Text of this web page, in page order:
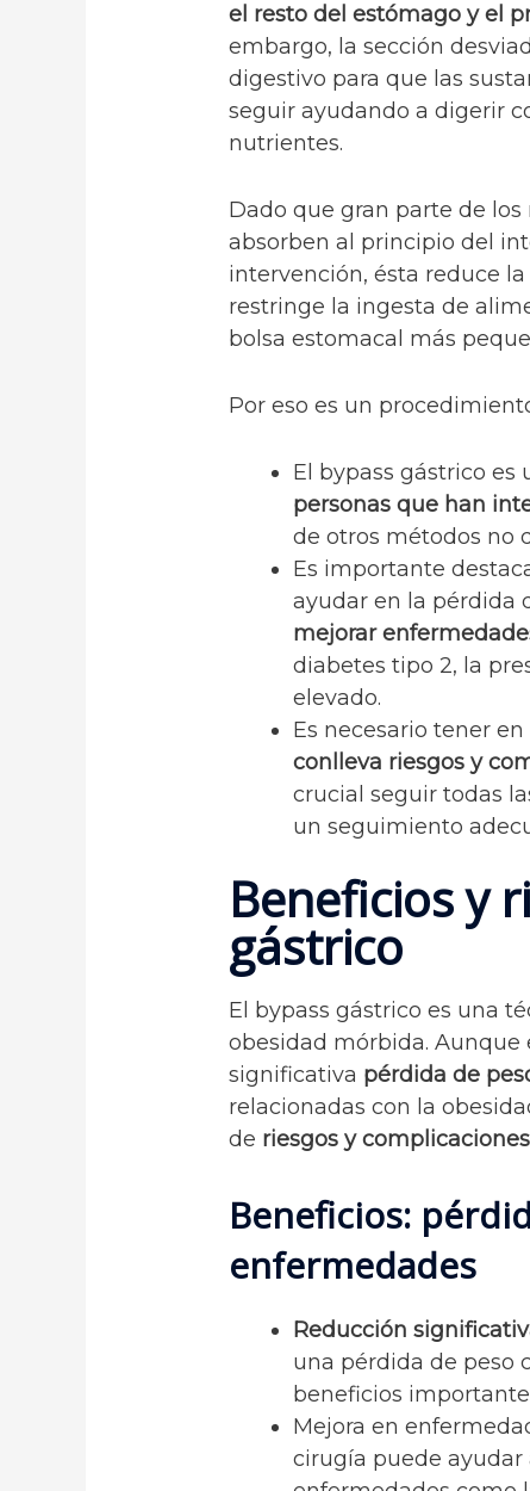
el resto del estómago y el
embargo, la sección
digestivo para que las
seguir ayudando a digerir
nutrientes.
Dado que gran parte de
absorben al principio del
intervención, ésta reduce
restringe la ingesta de
bolsa estomacal más
Por eso es un
El bypass gástrico
personas que han
de otros métodos no
Es importante
ayudar en la pérdida
mejorar
diabetes tipo 2, la
elevado.
Es necesario tener
conlleva riesgos y
crucial seguir todas
un seguimiento
Beneficios y
gástrico
El bypass gástrico es una
obesidad mórbida. Aunque
significativa pérdida de
relacionadas con la
de riesgos y complicaciones
Beneficios:
enfermedades
Reducción
una pérdida de peso
beneficios
Mejora en
cirugía puede